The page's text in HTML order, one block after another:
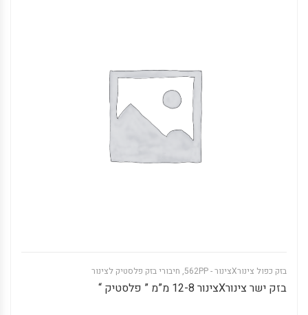
בזק כפול צינורXצינור - 562PP , חיבורי בזק פלסטיק לצינור
בזק ישר צינורXצינור 12-8 מ”מ ” פלסטיק “